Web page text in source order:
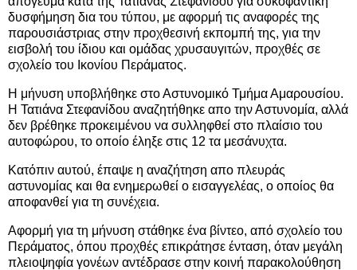
δυσφήμηση δια του τύπου, με αφορμή τις αναφορές της
παρουσιάστριας στην προχθεσινή εκπομπή της, για την
εισβολή του ίδιου και ομάδας χρυσαυγιτών, προχθές σε
σχολείο του Ικονίου Περάματος.
Η μήνυση υποβλήθηκε στο Αστυνομικό Τμήμα Αμαρουσίου.
Η Τατιάνα Στεφανίδου αναζητήθηκε απο την Αστυνομία, αλλά
δεν βρέθηκε προκειμένου να συλληφθεί στο πλαίσιο του
αυτοφώρου, το οποίο έληξε στις 12 τα μεσάνυχτα.
Κατόπιν αυτού, έπαψε η αναζήτηση απο πλευράς
αστυνομίας και θα ενημερωθεί ο εισαγγελέας, ο οποίος θα
αποφανθεί για τη συνέχεια.
Αφορμή για τη μήνυση στάθηκε ένα βίντεο, από σχολείο του
Περάματος, όπου προχθές επικράτησε ένταση, όταν μεγάλη
πλειοψηφία γονέων αντέδρασε στην κοινή παρακολούθηση